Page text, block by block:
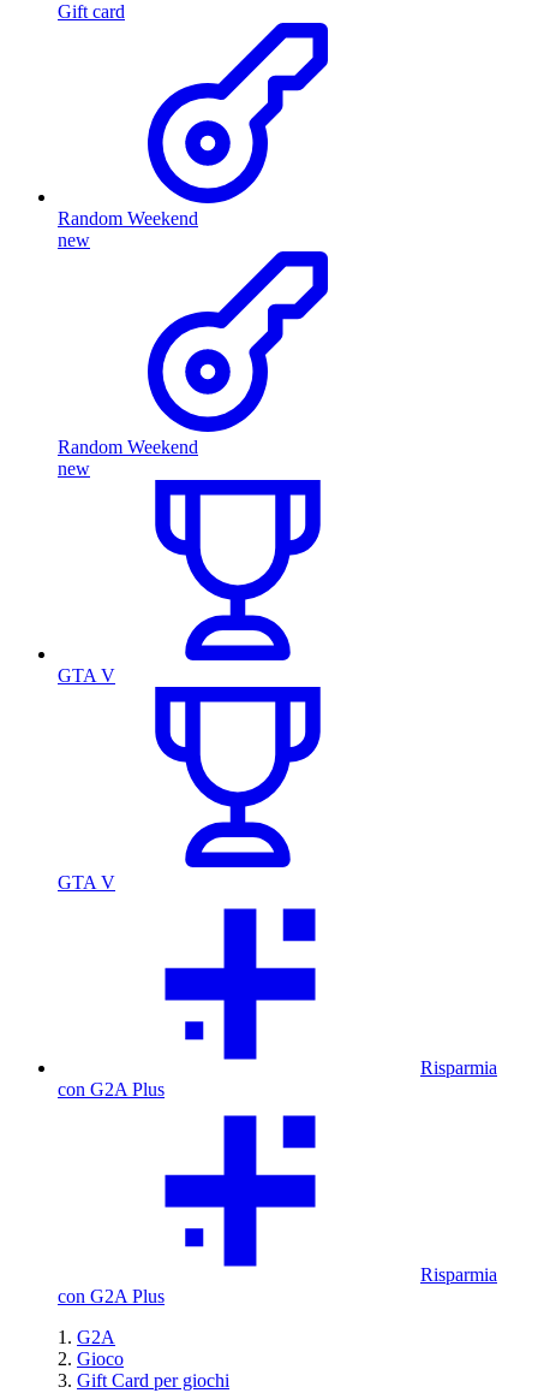
Gift card
Random Weekend
new
Random Weekend
new
GTA V
GTA V
Risparmia
con G2A Plus
Risparmia
con G2A Plus
G2A
Gioco
Gift Card per giochi